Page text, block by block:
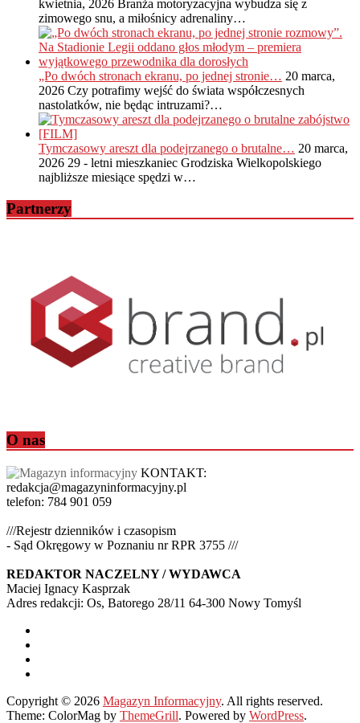
kwietnia, 2026 Branża motoryzacyjna wybudza się z
zimowego snu, a miłośnicy adrenaliny…
„Po dwóch stronach ekranu, po jednej stronie… 20 marca,
2026 Czy potrafimy wejść do świata współczesnych
nastolatków, nie będąc intruzami?…
Tymczasowy areszt dla podejrzanego o brutalne… 20 marca,
2026 29 - letni mieszkaniec Grodziska Wielkopolskiego
najbliższe miesiące spędzi w…
Partnerzy
O nas
KONTAKT:
redakcja@magazyninformacyjny.pl
telefon: 784 901 059
///Rejestr dzienników i czasopism
- Sąd Okręgowy w Poznaniu nr RPR 3755 ///
REDAKTOR NACZELNY / WYDAWCA
Maciej Ignacy Kasprzak
Adres redakcji: Os, Batorego 28/11 64-300 Nowy Tomyśl
Copyright © 2026 Magazyn Informacyjny. All rights reserved.
Theme: ColorMag by ThemeGrill. Powered by WordPress.